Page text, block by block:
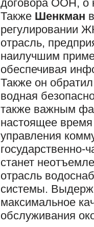
договора ООН, о
Также Шенкман
регулировании
отрасль,
наилучшим
обеспечивая
Также он
водная
также важным
настоящее
управления
государственно-
станет
отрасль
системы.
максимальное
обслуживания